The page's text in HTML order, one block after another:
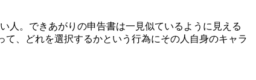
人。できあがりの申告書は一見似ているように見える
て、どれを選択するかという行為にその人自身のキャラ